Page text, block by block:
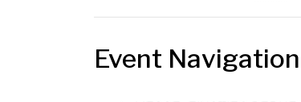
Event Navigation